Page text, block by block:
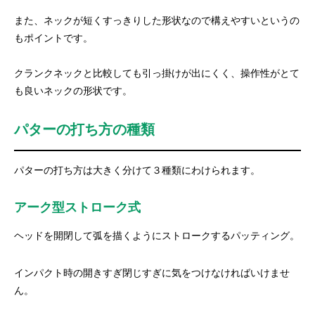
また、ネックが短くすっきりした形状なので構えやすいというの
もポイントです。
クランクネックと比較しても引っ掛けが出にくく、操作性がとて
も良いネックの形状です。
パターの打ち方の種類
パターの打ち方は大きく分けて３種類にわけられます。
アーク型ストローク式
ヘッドを開閉して弧を描くようにストロークするパッティング。
インパクト時の開きすぎ閉じすぎに気をつけなければいけませ
ん。